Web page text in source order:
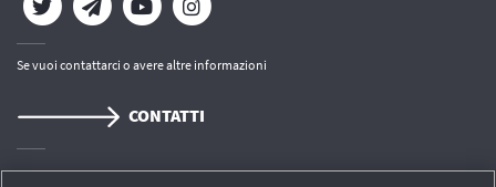
Se vuoi contattarci o avere altre informazioni
CONTATTI